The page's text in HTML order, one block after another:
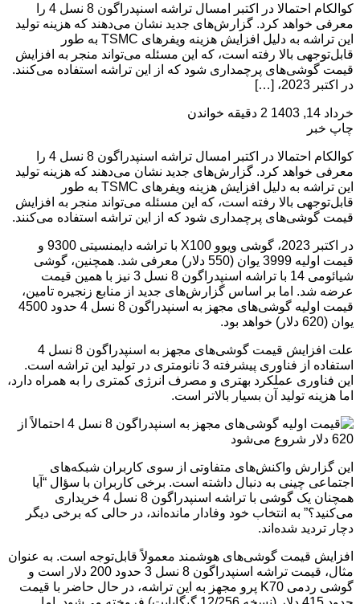
کوالکام احتمالا در اکتبر امسال تراشه اسنپدراگون 8 نسل 4 را
معرفی خواهد کرد. گزارش‌های جدید نشان می‌دهند که هزینه تولید
این تراشه به دلیل افزایش هزینه ویفرهای TSMC به طور
قابل‌توجهی بالا رفته است، که این مسئله می‌تواند منجر به افزایش
قیمت گوشی‌های پرچمداری شود که از این تراشه استفاده می‌کنند.
در اکتبر 2023، […]
خرداد 14, 1403
2 دقیقه خواندن
چاپ خبر
کوالکام احتمالا در اکتبر امسال تراشه اسنپدراگون 8 نسل 4 را
معرفی خواهد کرد. گزارش‌های جدید نشان می‌دهند که هزینه تولید
این تراشه به دلیل افزایش هزینه ویفرهای TSMC به طور
قابل‌توجهی بالا رفته است، که این مسئله می‌تواند منجر به افزایش
قیمت گوشی‌های پرچمداری شود که از این تراشه استفاده می‌کنند.
در اکتبر 2023، گوشی ویوو X100 با تراشه دایمنسیتی 9300 و
قیمت اولیه 3999 یوان (550 دلار) معرفی شد. همچنین، گوشی
شیائومی 14 با تراشه اسنپدراگون 8 نسل 3 نیز با همین قیمت
عرضه شد. اما بر اساس گزارش‌های جدید از منابع زنجیره تامین،
قیمت اولیه گوشی‌های مجهز به اسنپدراگون 8 نسل 4 حدود 4500
یوان (620 دلار) خواهد بود.
علت افزایش قیمت گوشی‌های مجهز به اسنپدراگون 8 نسل 4
استفاده از فناوری پیشرفته 3 نانومتری در تولید این تراشه است.
این فناوری عملکرد بهتری و مصرف انرژی کمتری را به همراه دارد،
اما هزینه تولید آن بسیار بالاتر است.
این گزارش واکنش‌های متفاوتی از سوی کاربران شبکه‌های
اجتماعی چینی به دنبال داشته است. برخی کاربران با سؤال “آیا
همچنان یک گوشی با تراشه اسنپدراگون 8 نسل 4 خریداری
می‌کنید؟” به انتخاب خود وفادار مانده‌اند، در حالی که برخی دیگر
دچار تردید شده‌اند.
افزایش قیمت گوشی‌های هوشمند معمولاً قابل‌توجه است. به عنوان
مثال، قیمت تراشه اسنپدراگون 8 نسل 3 حدود 200 دلار است و
گوشی ردمی K70 پرو مجهز به این تراشه، در حال حاضر با قیمت